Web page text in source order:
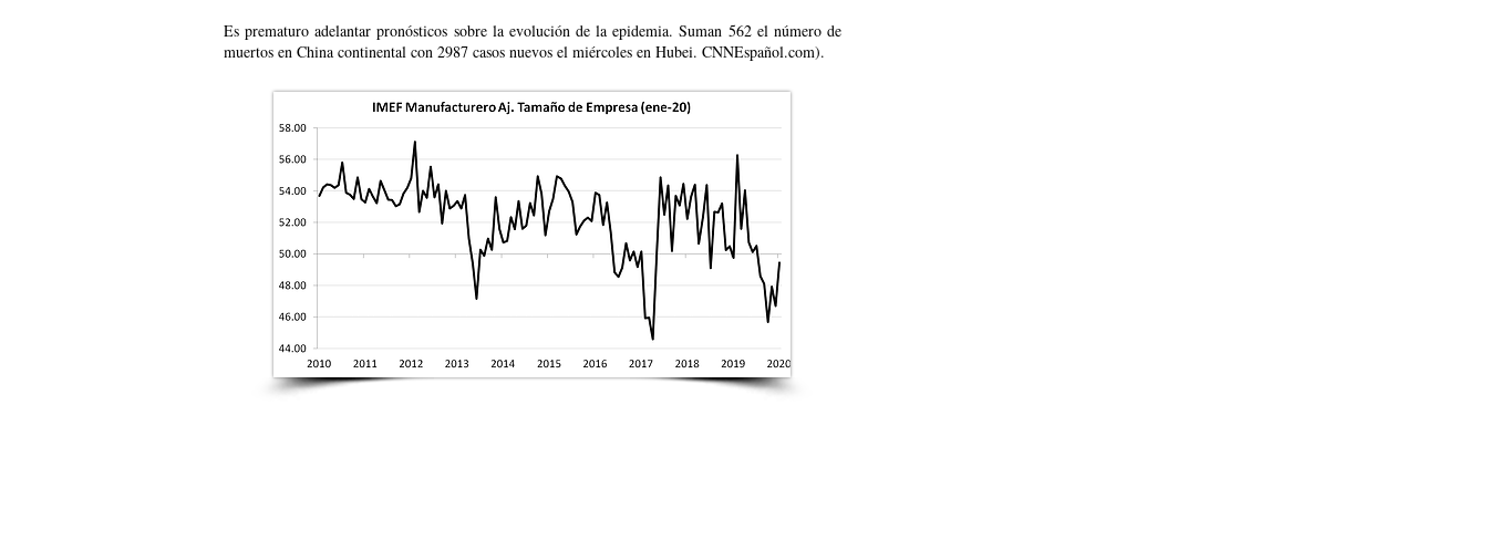
Es prematuro adelantar pronósticos sobre la evolución de la epidemia. Suman 562 el número de
muertos en China continental con 2987 casos nuevos el miércoles en Hubei. CNNEspañol.com).